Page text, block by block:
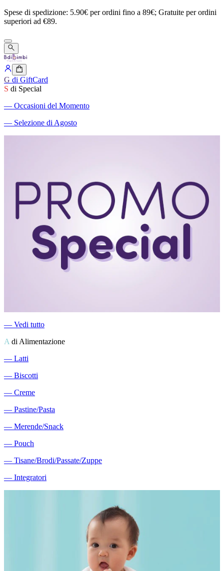
Spese di spedizione: 5.90€ perordini fino a 89€; Gratuite perordini
superiori ad €89.
G di GiftCard
S di Special
― Occasioni del Momento
― Selezione di Agosto
― Vedi tutto
A di Alimentazione
― Latti
― Biscotti
― Creme
― Pastine/Pasta
― Merende/Snack
― Pouch
― Tisane/Brodi/Passate/Zuppe
― Integratori